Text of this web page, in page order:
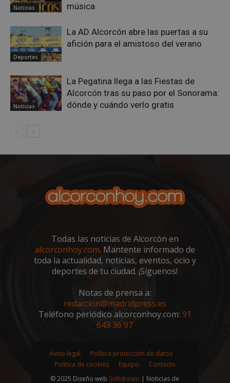
Noticias
música
Deportes
La AD Alcorcón abre las puertas a su
afición para el amistoso del verano
Noticias
La Pegatina llega a las Fiestas de
Alcorcón tras su paso por el Sonorama:
dónde y cuándo verlo gratis
Todas las noticias de Alcorcón en
alcorconhoy.com. Mantente informado de
toda la actualidad, noticias, eventos, ocio y
deportes de tu ciudad. ¡Síguenos!
Notas de prensa a:
redaccion@madridpress.es
Teléfono periódico alcorconhoy.com: 91
643 36 97
Aviso legal
Política protección de datos
Política de cookies
Equipo
Contacto
© 2025 Diseño web Softdream | Noticias de
CookieScriptConsent
CookieScript
alcorconhoy.com